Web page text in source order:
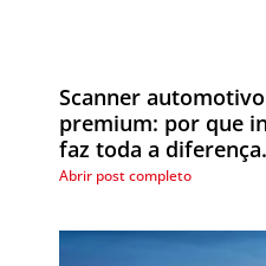
Scanner
premium: por que
faz toda a diferença.
Abrir post completo